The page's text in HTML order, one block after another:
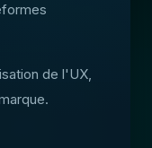
de l'UX,